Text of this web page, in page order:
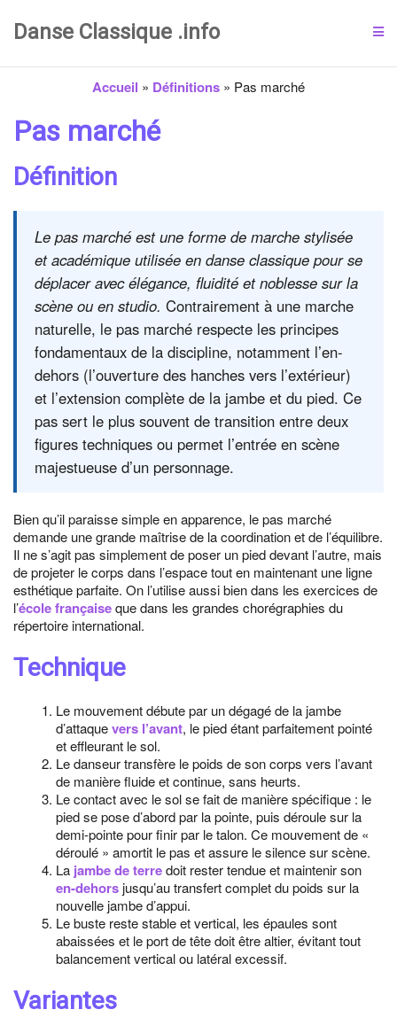
Danse Classique .info
Accueil » Définitions » Pas marché
Pas marché
Définition
Le pas marché est une forme de marche stylisée
et académique utilisée en danse classique pour se
déplacer avec élégance, fluidité et noblesse sur la
scène ou en studio. Contrairement à une marche
naturelle, le pas marché respecte les principes
fondamentaux de la discipline, notamment l’en-
dehors (l’ouverture des hanches vers l’extérieur)
et l’extension complète de la jambe et du pied. Ce
pas sert le plus souvent de transition entre deux
figures techniques ou permet l’entrée en scène
majestueuse d’un personnage.
Bien qu’il paraisse simple en apparence, le pas marché
demande une grande maîtrise de la coordination et de l’équilibre.
Il ne s’agit pas simplement de poser un pied devant l’autre, mais
de projeter le corps dans l’espace tout en maintenant une ligne
esthétique parfaite. On l’utilise aussi bien dans les exercices de
l’école françaiseque dans les grandes chorégraphies du
répertoire international.
Technique
Le mouvement débute par un dégagé de la jambe
d’attaquevers l’avant, le pied étant parfaitement pointé
et effleurant le sol.
Le danseur transfère le poids de son corps vers l’avant
de manière fluide et continue, sans heurts.
Le contact avec le sol se fait de manière spécifique : le
pied se pose d’abord par la pointe, puis déroule sur la
demi-pointe pour finir par le talon. Ce mouvement de «
déroulé » amortit le pas et assure le silence sur scène.
La jambe de terredoit rester tendue et maintenir son
en-dehorsjusqu’au transfert complet du poids sur la
nouvelle jambe d’appui.
Le buste reste stable et vertical, les épaules sont
abaissées et le port de tête doit être altier, évitant tout
balancement vertical ou latéral excessif.
Variantes